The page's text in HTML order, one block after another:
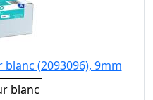
(2093096), 9mm
blanc